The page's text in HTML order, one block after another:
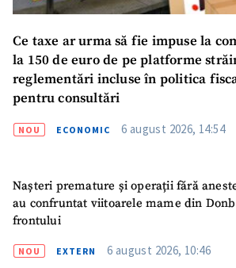
Ce taxe ar urma să fie impuse la
la 150 de euro de pe platforme
reglementări incluse în politica
pentru consultări
NOU ECONOMIC 6 august 2026, 14:54
Nașteri premature și operații fără
au confruntat viitoarele mame din
frontului
NOU EXTERN 6 august 2026, 10:46
CONTACT SURSĂ
Sursă anonimă
Nume+ Numele meu
Am citit și sunt de